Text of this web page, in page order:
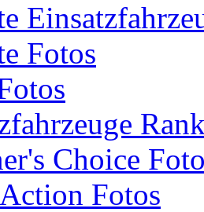
Fotos
Choice
Fotos